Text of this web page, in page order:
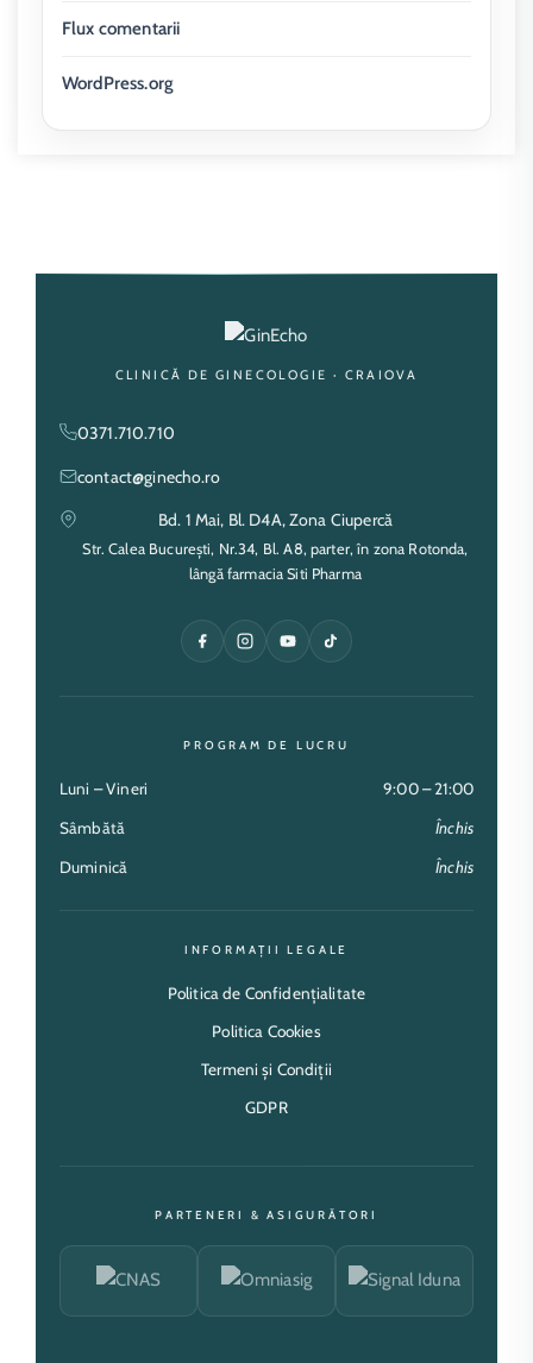
Flux comentarii
WordPress.org
CLINICĂ DE GINECOLOGIE · CRAIOVA
0371.710.710
contact@ginecho.ro
Bd. 1 Mai, Bl. D4A, Zona Ciupercă
Str. Calea București, Nr.34, Bl. A8, parter, în zona Rotonda,
lângă farmacia Siti Pharma
PROGRAM DE LUCRU
Luni – Vineri 9:00 – 21:00
Sâmbătă Închis
Duminică Închis
INFORMAȚII LEGALE
Politica de Confidențialitate
Politica Cookies
Termeni și Condiții
GDPR
PARTENERI & ASIGURĂTORI